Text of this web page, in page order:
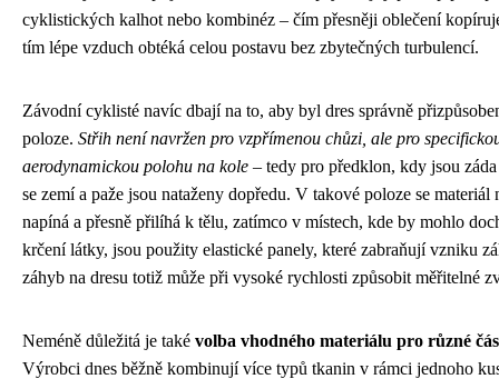
cyklistických kalhot nebo kombinéz – čím přesněji oblečení
tím lépe vzduch obtéká celou postavu bez zbytečných turbulencí.
Závodní cyklisté navíc dbají na to, aby byl dres správně
poloze. Střih není navržen pro vzpřímenou chůzi, ale pro
aerodynamickou polohu na kole – tedy pro předklon, kdy jsou
se zemí a paže jsou nataženy dopředu. V takové poloze se materiál
napíná a přesně přilíhá k tělu, zatímco v místech, kde by mohlo
krčení látky, jsou použity elastické panely, které zabraňují vzniku
záhyb na dresu totiž může při vysoké rychlosti způsobit měřitelné
Neméně důležitá je také volba vhodného materiálu pro různé
Výrobci dnes běžně kombinují více typů tkanin v rámci jednoho